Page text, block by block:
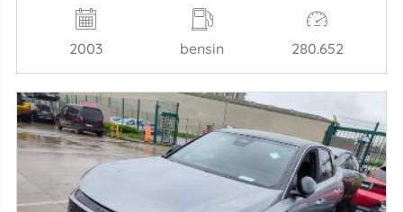
2003 bensin 280.652